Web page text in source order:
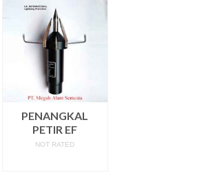
PENANGKAL
PETIR EF
NOT RATED